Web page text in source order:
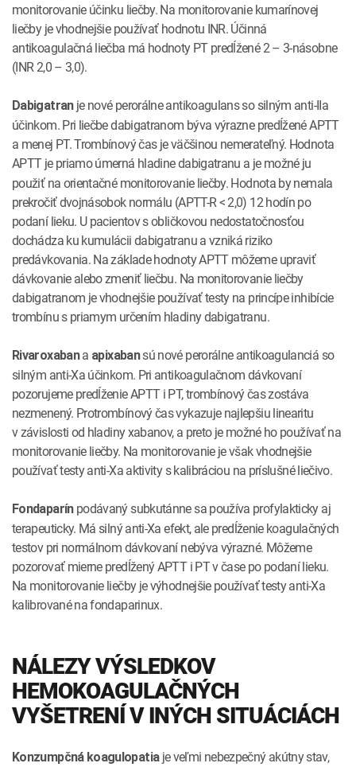
monitorovanie účinku liečby. Na monitorovanie kumarínovej
liečby je vhodnejšie používať hodnotu INR. Účinná
antikoagulačná liečba má hodnoty PT predĺžené 2 – 3-násobne
(INR 2,0 – 3,0).
Dabigatranje nové perorálne antikoagulans so silným anti-IIa
účinkom. Pri liečbe dabigatranom býva výrazne predĺžené APTT
a menej PT. Trombínový čas je väčšinou nemerateľný. Hodnota
APTT je priamo úmerná hladinedabigatranu a je možné ju
použiť na orientačné monitorovanie liečby. Hodnota by nemala
prekročiť dvojnásobok normálu (APTT-R < 2,0) 12 hodín po
podaní lieku. U pacientov s obličkovou nedostatočnosťou
dochádza ku kumulácii dabigatranu a vzniká riziko
predávkovania. Na základe hodnoty APTT môžeme upraviť
dávkovanie alebo zmeniť liečbu. Na monitorovanie liečby
dabigatranom je vhodnejšie používať testy na princípe inhibície
trombínu s priamym určením hladiny dabigatranu.
Rivaroxabana apixabansú nové perorálne antikoagulanciá so
silným anti-Xa účinkom. Pri antikoagulačnom dávkovaní
pozorujeme predĺženie APTT i PT, trombínový čas zostáva
nezmenený. Protrombínový čas vykazuje najlepšiu linearitu
v závislosti od hladiny xabanov, a preto je možné ho používať na
monitorovanie liečby. Na monitorovanie je však vhodnejšie
používať testy anti-Xa aktivity s kalibráciou na príslušné liečivo.
Fondaparínpodávaný subkutánne sa používa profylakticky aj
terapeuticky. Má silný anti-Xa efekt, ale predĺženie koagulačných
testov pri normálnom dávkovaní nebýva výrazné. Môžeme
pozorovať mierne predĺžený APTT i PT v čase po podaní lieku.
Na monitorovanie liečby je výhodnejšie používať testy anti-Xa
kalibrované na fondaparinux.
NÁLEZY VÝSLEDKOV
HEMOKOAGULAČNÝCH
VYŠETRENÍ V INÝCH SITUÁCIÁCH
Konzumpčná koagulopatiaje veľmi nebezpečný akútny stav,